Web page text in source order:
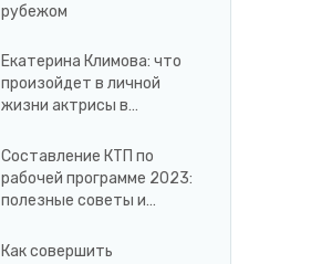
рубежом
Екатерина Климова: что
произойдет в личной
жизни актрисы в…
Составление КТП по
рабочей программе 2023:
полезные советы и…
Как совершить